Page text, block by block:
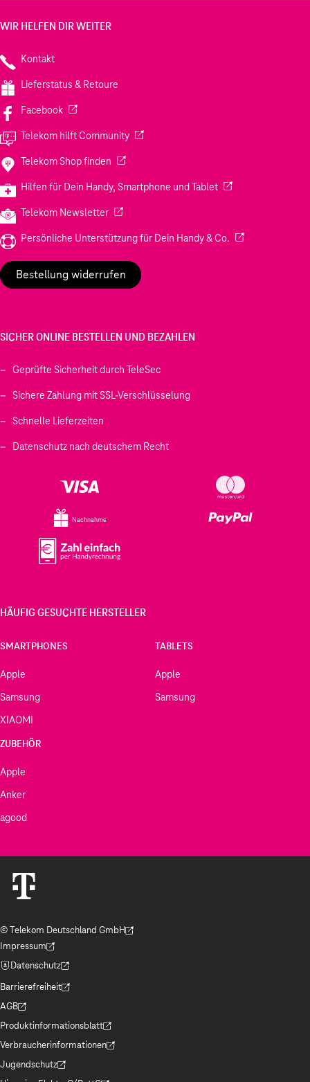
WIR HELFEN DIR WEITER
Kontakt
Lieferstatus & Retoure
Facebook(Wird in einem neuen Tab geöffnet)
Telekom hilft Community(Wird in einem neuen Tab geöffnet)
Telekom Shop finden (Wird in einem neuen Tab geöffnet)
Hilfen für Dein Handy, Smartphone und Tablet(Wird in einem
Telekom Newsletter(Wird in einem neuen Tab geöffnet)
Persönliche Unterstützung für Dein Handy & Co. (Wird in einem
Bestellung widerrufen
SICHER ONLINE BESTELLEN UND BEZAHLEN
Geprüfte Sicherheit durch TeleSec
Sichere Zahlung mit SSL-Verschlüsselung
Schnelle Lieferzeiten
Datenschutz nach deutschem Recht
Nachnahme
HÄUFIG GESUCHTE HERSTELLER
SMARTPHONES
Apple
Samsung
XIAOMI
TABLETS
Apple
Samsung
ZUBEHÖR
Apple
Anker
agood
© Telekom Deutschland GmbH
(Der Link wird in einem neuen Tab geöffnet)
Impressum
(Der Link wird in einem neuen Tab geöffnet)
Datenschutz
(Der Link wird in einem neuen Tab geöffnet)
Barrierefreiheit
(Der Link wird in einem neuen Tab geöffnet)
AGB
(Der Link wird in einem neuen Tab geöffnet)
Produktinformationsblatt
(Der Link wird in einem neuen Tab geöffnet)
Verbraucherinformationen
(Der Link wird in einem neuen Tab geöffnet)
Jugendschutz
(Der Link wird in einem neuen Tab geöffnet)